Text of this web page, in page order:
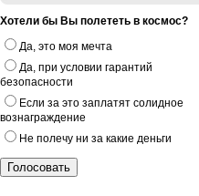
Хотели бы Вы полететь в космос?
Да, это моя мечта
Да, при условии гарантий
безопасности
Если за это заплатят солидное
вознаграждение
Не полечу ни за какие деньги